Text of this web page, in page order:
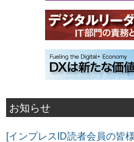
お知らせ
[インプレスID読者会員の皆